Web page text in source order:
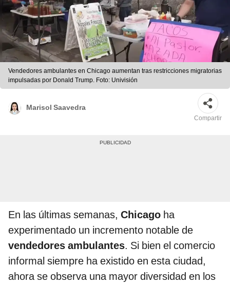
Vendedores ambulantes en Chicago aumentan tras restricciones migratorias
impulsadas por Donald Trump. Foto: Univisión
Marisol Saavedra
Compartir
En las últimas semanas, Chicago ha
experimentado un incremento notable de
vendedores ambulantes. Si bien el comercio
informal siempre ha existido en esta ciudad,
ahora se observa una mayor diversidad en los